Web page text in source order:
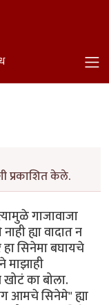
प्रकाशित केले.
गाजावाजा
ह्या वादात न
सिनेमा बघायचे
माझाही
का बोला.
आमचे सिनेमे" ह्या